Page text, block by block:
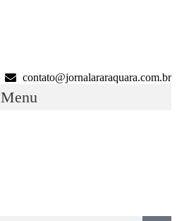
contato@jornalararaquara.com.br
Menu